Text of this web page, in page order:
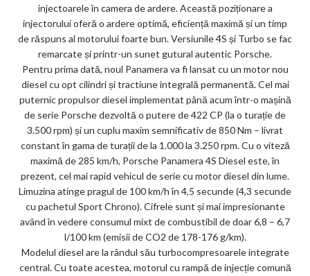
injectoarele în camera de ardere. Această poziționare a
injectorului oferă o ardere optimă, eficiență maximă și un timp
de răspuns al motorului foarte bun. Versiunile 4S și Turbo se fac
remarcate și printr-un sunet gutural autentic Porsche.
Pentru prima dată, noul Panamera va fi lansat cu un motor nou
diesel cu opt cilindri și tractiune integrală permanentă. Cel mai
puternic propulsor diesel implementat până acum într-o mașină
de serie Porsche dezvoltă o putere de 422 CP (la o turație de
3.500 rpm) și un cuplu maxim semnificativ de 850 Nm – livrat
constant în gama de turații de la 1.000 la 3.250 rpm. Cu o viteză
maximă de 285 km/h, Porsche Panamera 4S Diesel este, în
prezent, cel mai rapid vehicul de serie cu motor diesel din lume.
Limuzina atinge pragul de 100 km/h în 4,5 secunde (4,3 secunde
cu pachetul Sport Chrono). Cifrele sunt și mai impresionante
având în vedere consumul mixt de combustibil de doar 6,8 – 6,7
l/100 km (emisii de CO2 de 178-176 g/km).
Modelul diesel are la rândul său turbocompresoarele integrate
central. Cu toate acestea, motorul cu rampă de injecție comună